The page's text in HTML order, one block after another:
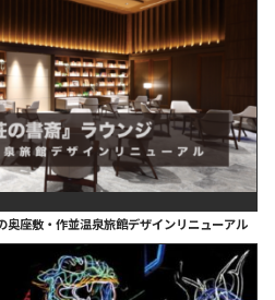
奥座敷・作並温泉旅館デザインリニューアル